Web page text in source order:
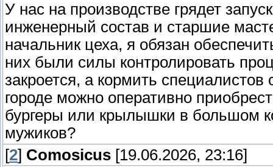
У нас на производстве грядет
инженерный состав и старшие
начальник цеха, я обязан
них были силы контролировать
закроется, а кормить
городе можно оперативно
бургеры или крылышки в большом
мужиков?
[2] Comosicus [19.06.2026, 23:16]